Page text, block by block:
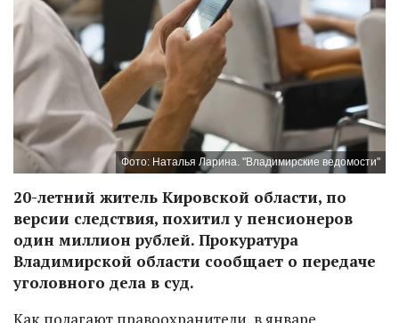
Фото: Наталья Ларина. "Владимирские ведомости"
20-летний житель Кировской области, по
версии следствия, похитил у пенсионеров
один миллион рублей. Прокуратура
Владимирской области сообщает о передаче
уголовного дела в суд.
Как полагают правоохранители, в январе